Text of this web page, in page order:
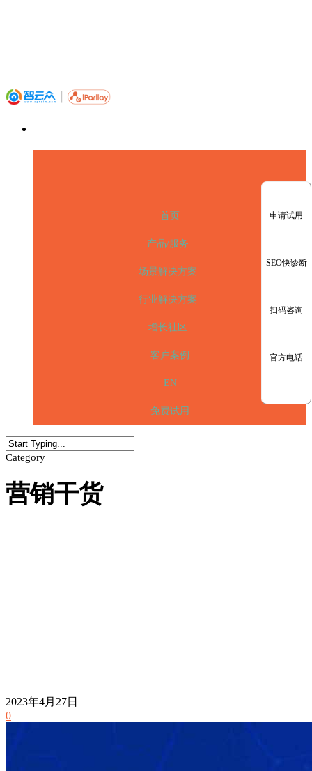
首页
产品/服务
场景解决方案
行业解决方案
增长社区
客户案例
EN
免费试用
Category
营销干货
2023年4月27日
0
申请试用
SEO快诊断
扫码咨询
官方电话